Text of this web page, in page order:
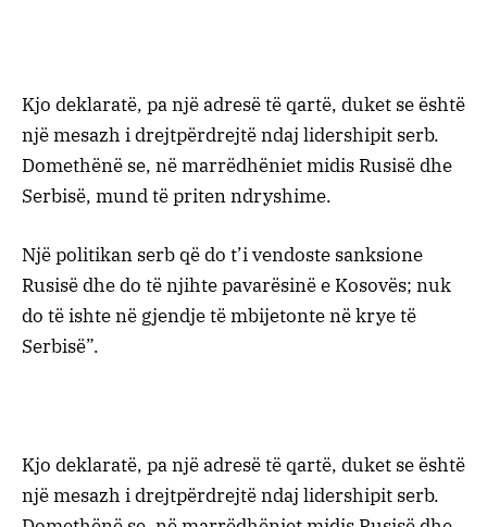
Kjo deklaratë, pa një adresë të qartë, duket se është
një mesazh i drejtpërdrejtë ndaj lidershipit serb.
Domethënë se, në marrëdhëniet midis Rusisë dhe
Serbisë, mund të priten ndryshime.
Një politikan serb që do t’i vendoste sanksione
Rusisë dhe do të njihte pavarësinë e Kosovës; nuk
do të ishte në gjendje të mbijetonte në krye të
Serbisë”.
Kjo deklaratë, pa një adresë të qartë, duket se është
një mesazh i drejtpërdrejtë ndaj lidershipit serb.